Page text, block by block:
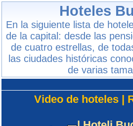
Hoteles
En la siguiente lista de
de la capital: desde las
de cuatro estrellas, de
las ciudades históricas
de varias
Video de hoteles |